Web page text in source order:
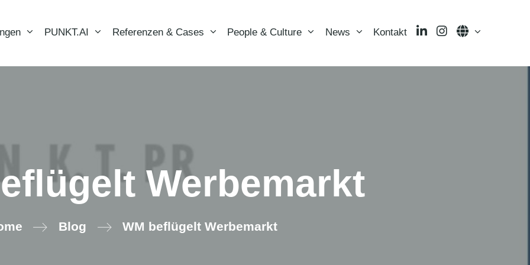
PUNKT.AI Referenzen & Cases People & Culture News Kontakt LinkedInInstagramLanguage
Werbemarkt
Blog WM beflügelt Werbemarkt